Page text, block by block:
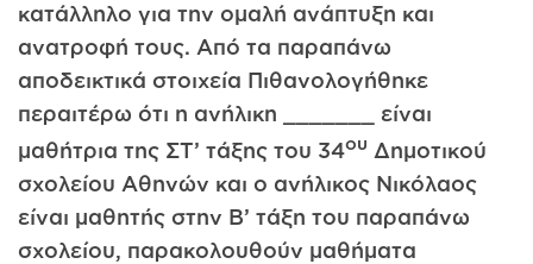
κατάλληλο για την ομαλή ανάπτυξη και
ανατροφή τους. Από τα παραπάνω
αποδεικτικά στοιχεία Πιθανολογήθηκε
περαιτέρω ότι η ανήλικη _______ είναι
μαθήτρια της ΣΤ’ τάξης του 34ου Δημοτικού
σχολείου Αθηνών και ο ανήλικος Νικόλαος
είναι μαθητής στην Β’ τάξη του παραπάνω
σχολείου, παρακολουθούν μαθήματα